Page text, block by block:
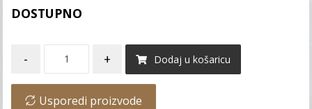
DOSTUPNO
- + Dodaj u košaricu
Usporedi proizvode